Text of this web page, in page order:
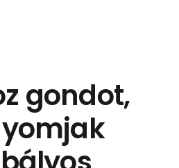
gondot,